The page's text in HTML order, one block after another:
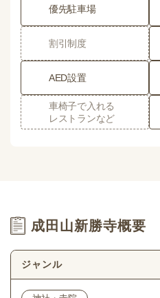
優先駐車場
割引制度
AED設置
車椅子で入れる
レストランなど
成田山新勝寺概要
ジャンル